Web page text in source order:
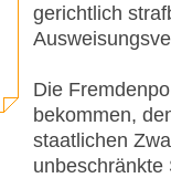
gerichtlich
Die
bekommen,
staatlichen
unbeschränkte